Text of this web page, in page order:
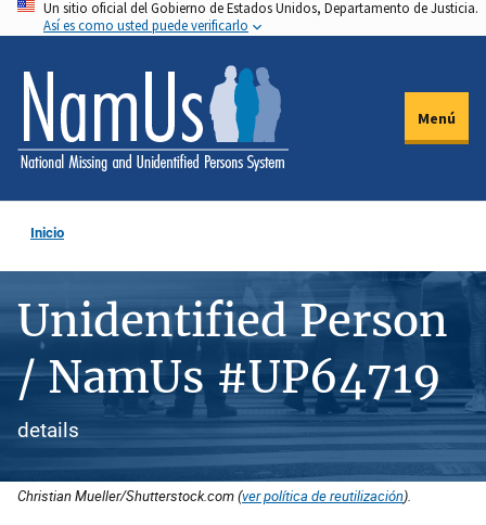
Pasar
al
contenido
principal
Un sitio oficial del Gobierno de Estados Unidos, Departamento de Justicia.
Así es como usted puede verificarlo
Menú
Inicio
Unidentified Person
/ NamUs #UP64719
details
Christian Mueller/Shutterstock.com (ver política de reutilización).